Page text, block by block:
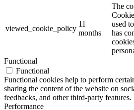
viewed_cookie_policy
11
months
The
used
has
Functional
Functional
Functional cookies help to perform
sharing the content of the website on
feedbacks, and other third-party features.
Performance